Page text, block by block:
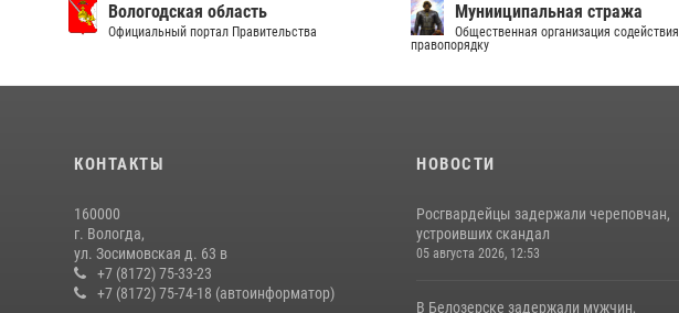
Вологодская область
Официальный портал Правительства
Мунииципальная стража
Общественная организация содействия
правопорядку
КОНТАКТЫ
160000
г. Вологда,
ул. Зосимовская д. 63 в
+7 (8172) 75-33-23
+7 (8172) 75-74-18 (автоинформатор)
НОВОСТИ
Росгвардейцы задержали череповчан,
устроивших скандал
05 августа 2026, 12:53
В Белозерске задержали мужчин,